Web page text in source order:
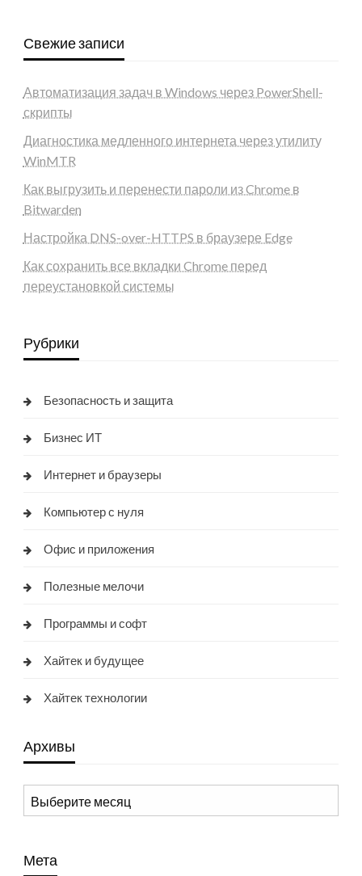
Свежие записи
Автоматизация задач в Windows через PowerShell-
скрипты
Диагностика медленного интернета через утилиту
WinMTR
Как выгрузить и перенести пароли из Chrome в
Bitwarden
Настройка DNS-over-HTTPS в браузере Edge
Как сохранить все вкладки Chrome перед
переустановкой системы
Рубрики
Безопасность и защита
Бизнес ИТ
Интернет и браузеры
Компьютер с нуля
Офис и приложения
Полезные мелочи
Программы и софт
Хайтек и будущее
Хайтек технологии
Архивы
Архивы
Мета